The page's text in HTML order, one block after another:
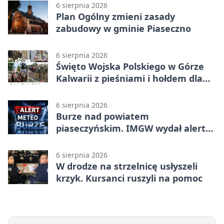
6 sierpnia 2026
Plan Ogólny zmieni zasady
zabudowy w gminie Piaseczno
6 sierpnia 2026
Święto Wojska Polskiego w Górze
Kalwarii z pieśniami i hołdem dla
6 sierpnia 2026
Burze nad powiatem
piaseczyńskim. IMGW wydał alert
6 sierpnia 2026
W drodze na strzelnicę usłyszeli
krzyk. Kursanci ruszyli na pomoc